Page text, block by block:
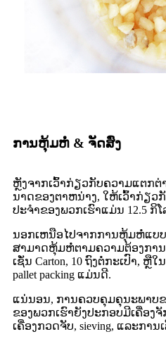
ການຫຸ້ມຫໍ່ & ຈັດສົ່ງ
ຫຼັງຈາກເວົ້າກ່ຽວກັບຄວາມແຕກ
ນາດຂອງຕາຫນ່າງ, ໃຫ້ເວົ້າກ່ຽ
ປະຈໍາຂອງພວກເຮົາແມ່ນ 12.5 ກິ
ນອກເຫນືອໄປຈາກການຫຸ້ມຫໍ່ແບ
ສາມາດຫຸ້ມຫໍ່ຕາມຄວາມຕ້ອງກາ
ເຊັ່ນ Carton, 10 ຖົງຕໍ່ກະເປົາ, ຫຼື
pallet packing ແມ່ນດີ.
ແນ່ນອນ, ການຄວບຄຸມຄຸນະພາບ
ຂອງພວກເຮົາຍັງປະກອບມີເຄື່ອງ
ເຄື່ອງກວດຈັບ, sieving, ແລະການ